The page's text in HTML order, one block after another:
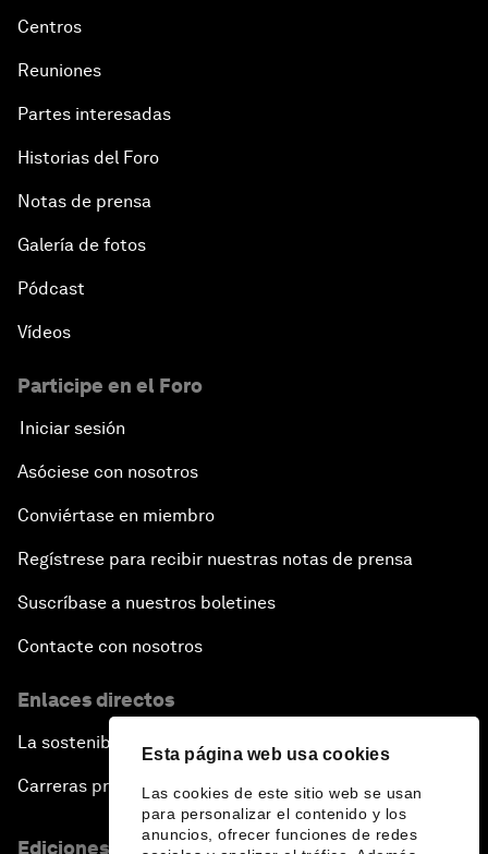
Esta página web usa cookies
Las cookies de este sitio web se usan
para personalizar el contenido y los
anuncios, ofrecer funciones de redes
Centros
Reuniones
Partes interesadas
Historias del Foro
Notas de prensa
Galería de fotos
Pódcast
Vídeos
Participe en el Foro
Iniciar sesión
Asóciese con nosotros
Conviértase en miembro
Regístrese para recibir nuestras notas de prensa
Suscríbase a nuestros boletines
Contacte con nosotros
Enlaces directos
La sostenibilidad en el Foro
Carreras profesionales
Ediciones en otros idiomas